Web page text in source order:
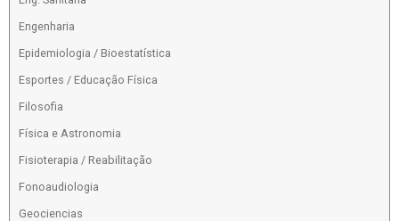
Engenharia
Epidemiologia / Bioestatística
Esportes / Educação Física
Filosofia
Física e Astronomia
Fisioterapia / Reabilitação
Fonoaudiologia
Geociencias